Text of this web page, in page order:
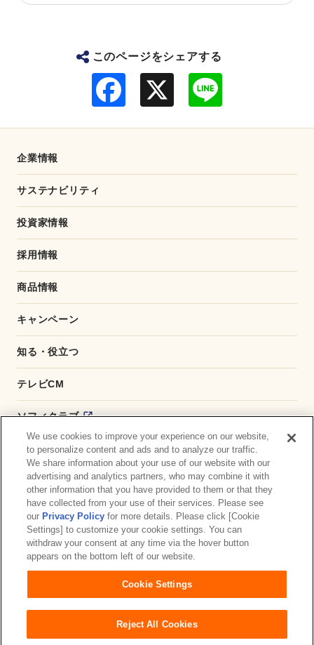
このページをシェアする
企業情報
サステナビリティ
投資家情報
採用情報
商品情報
キャンペーン
知る・役立つ
テレビCM
ソフィクラブ
かんたん応募サービス
ダイレクトショップ
商品取扱い店舗検索
お問い合わせ サイトマップ ウェブサイト利用規約
プライバシーポリシー 障がいの表記について
We use cookies to improve your experience on our website,
to personalize content and ads and to analyze our traffic.
We share information about your use of our website with our
advertising and analytics partners, who may combine it with
other information that you have provided to them or that they
have collected from your use of their services. Please see
our Privacy Policy for more details. Please click [Cookie
Settings] to customize your cookie settings. You can
withdraw your consent at any time via the hover button
appears on the bottom left of our website.
Cookie Settings
Reject All Cookies